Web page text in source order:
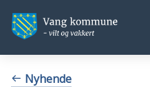
Vang
kommune
Du Nyhende